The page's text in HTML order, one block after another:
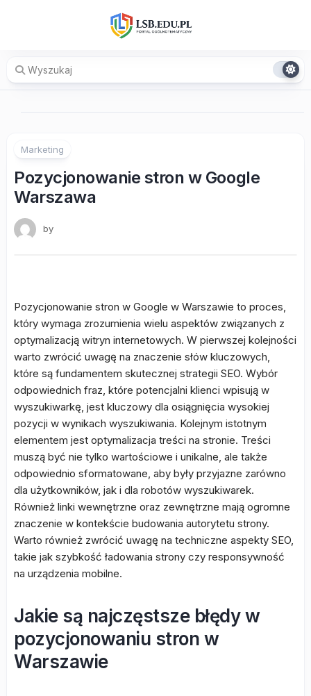
Marketing
Pozycjonowanie stron w Google
Warszawa
by
Pozycjonowanie stron w Google w Warszawie to proces,
który wymaga zrozumienia wielu aspektów związanych z
optymalizacją witryn internetowych. W pierwszej kolejności
warto zwrócić uwagę na znaczenie słów kluczowych,
które są fundamentem skutecznej strategii SEO. Wybór
odpowiednich fraz, które potencjalni klienci wpisują w
wyszukiwarkę, jest kluczowy dla osiągnięcia wysokiej
pozycji w wynikach wyszukiwania. Kolejnym istotnym
elementem jest optymalizacja treści na stronie. Treści
muszą być nie tylko wartościowe i unikalne, ale także
odpowiednio sformatowane, aby były przyjazne zarówno
dla użytkowników, jak i dla robotów wyszukiwarek.
Również linki wewnętrzne oraz zewnętrzne mają ogromne
znaczenie w kontekście budowania autorytetu strony.
Warto również zwrócić uwagę na techniczne aspekty SEO,
takie jak szybkość ładowania strony czy responsywność
na urządzenia mobilne.
Jakie są najczęstsze błędy w
pozycjonowaniu stron w
Warszawie